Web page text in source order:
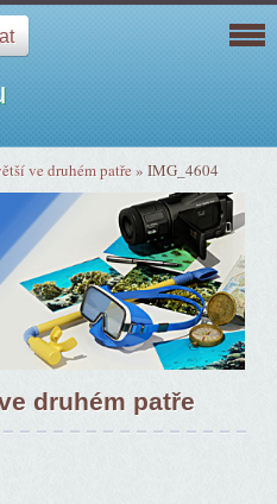
ve druhém patře»IMG_4604
druhém patře